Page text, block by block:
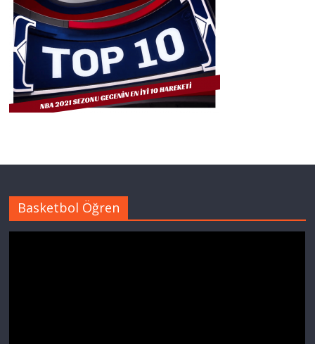
Basketbol Öğren